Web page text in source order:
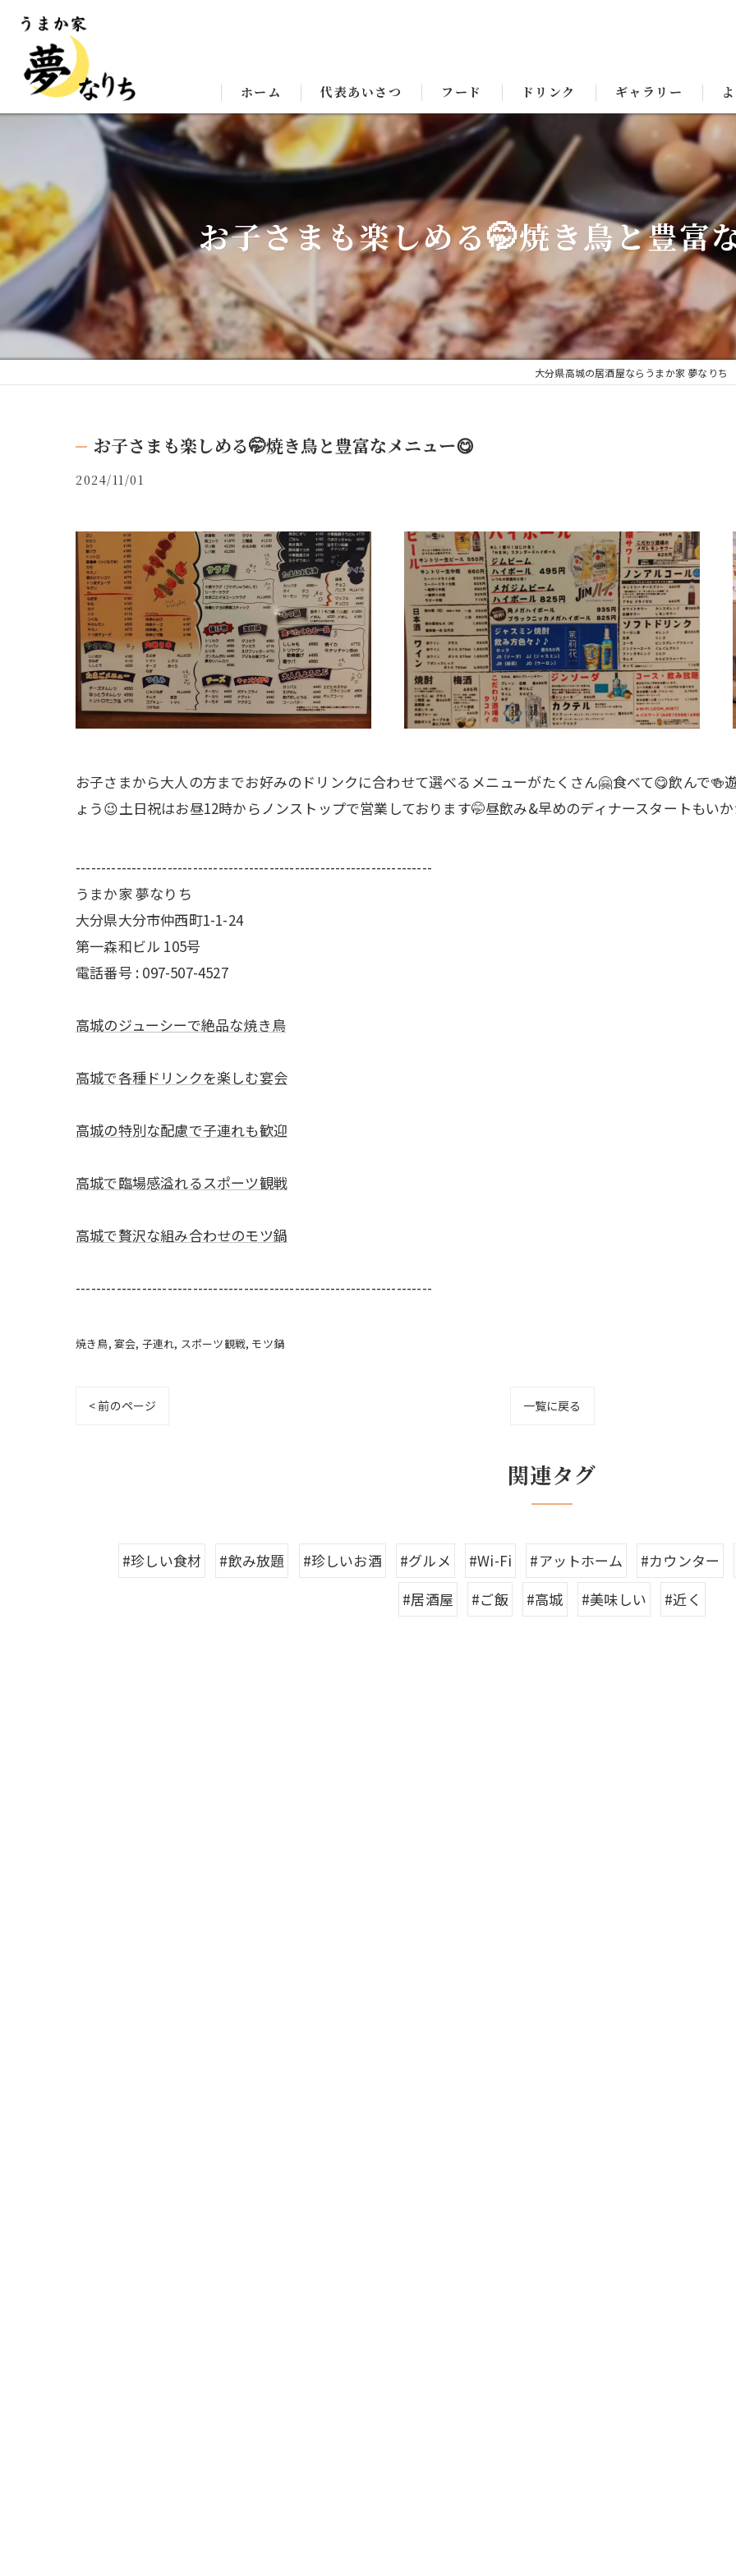
ホーム 代表あいさつ フード ドリンク ギャラリー
お子さまも楽しめる🤭焼き鳥と豊富
大分県高城の居酒屋ならうまか家 夢なりち
お子さまも楽しめる🤭焼き鳥と豊富なメニュー😋
2024/11/01
お子さまから大人の方までお好みのドリンクに合わせて選べるメニューがたくさん🤗食べて😋飲んで🍻
ょう😉土日祝はお昼12時からノンストップで営業しております🤭昼飲み&早めのディナースタートもい
----------------------------------------------------------------------
うまか家 夢なりち
大分県大分市仲西町1-1-24
第一森和ビル 105号
電話番号 : 097-507-4527
高城のジューシーで絶品な焼き鳥
高城で各種ドリンクを楽しむ宴会
高城の特別な配慮で子連れも歓迎
高城で臨場感溢れるスポーツ観戦
高城で贅沢な組み合わせのモツ鍋
----------------------------------------------------------------------
焼き鳥 宴会 子連れ スポーツ観戦 モツ鍋
< 前のページ 一覧に戻る
関連タグ
#珍しい食材 #飲み放題 #珍しいお酒 #グルメ #Wi-Fi #アットホーム #カウンター
#居酒屋
#ご飯 #高城 #美味しい #近く